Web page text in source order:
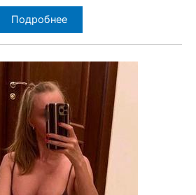
Подробнее